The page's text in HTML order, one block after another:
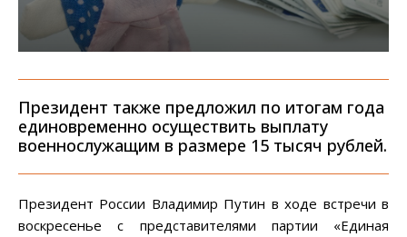
Президент также предложил по итогам года
единовременно осуществить выплату
военнослужащим в размере 15 тысяч рублей.
Президент России Владимир Путин в ходе встречи в
воскресенье с представителями партии «Единая